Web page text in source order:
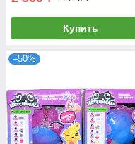
Купить
–50%